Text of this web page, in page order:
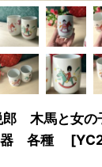
郎 木馬と女
器 各種
[